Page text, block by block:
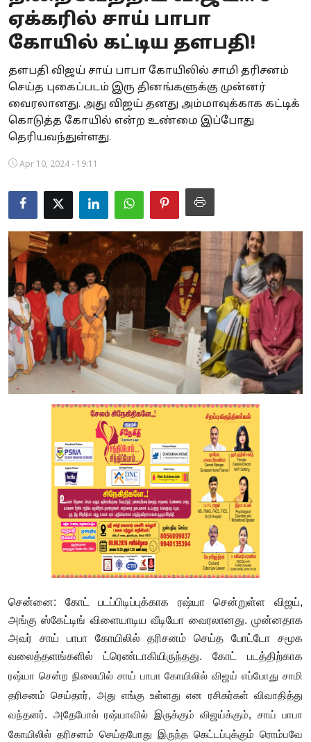
Business
Crime
Tamilnadu
National
World
Spirituality
Weather
Politics
ஏக்கரில் சாய் பாபா
கோயில் கட்டிய தளபதி!
தளபதி விஜய் சாய் பாபா கோயிலில் சாமி தரிசனம்
செய்த புகைப்படம் இரு தினங்களுக்கு முன்னர்
வைரலானது. அது விஜய் தனது அம்மாவுக்காக கட்டிக்
கொடுத்த கோயில் என்ற உண்மை இப்போது
தெரியவந்துள்ளது.
Apr 10, 2024 - 19:11
சென்னை: கோட் படப்பிடிப்புக்காக ரஷ்யா சென்றுள்ள விஜய்,
அங்கு ஸ்கேட்டிங் விளையாடிய வீடியோ வைரலானது. முன்னதாக
அவர் சாய் பாபா கோயிலில் தரிசனம் செய்த போட்டோ சமூக
வலைத்தளங்களில் ட்ரெண்டாகியிருந்தது. கோட் படத்திற்காக
ரஷ்யா சென்ற நிலையில் சாய் பாபா கோயிலில் விஜய் எப்போது சாமி
தரிசனம் செய்தார், அது எங்கு உள்ளது என ரசிகர்கள் விவாதித்து
வந்தனர். அதேபோல் ரஷ்யாவில் இருக்கும் விஜய்க்கும், சாய் பாபா
கோயிலில் தரிசனம் செய்தபோது இருந்த கெட்டப்புக்கும் ரொம்பவே